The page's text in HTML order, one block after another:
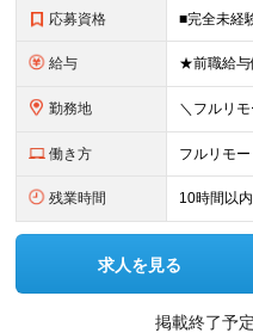
応募資格
給与
勤務地
働き方 フルリモ
残業時間 10時間以内
求人を見る
掲載終了予